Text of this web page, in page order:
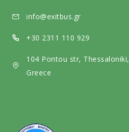
a
d
i
a
info@exitbus.gr
+30 2311 110 929
104 Pontou str, Thessaloniki,
Greece